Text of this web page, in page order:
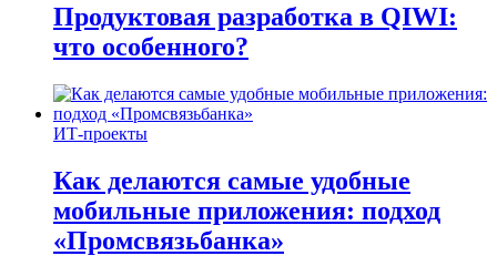
Продуктовая разработка в QIWI:
что особенного?
ИТ-проекты
Как делаются самые удобные
мобильные приложения: подход
«Промсвязьбанка»